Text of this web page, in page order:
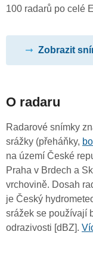
100 radarů po celé
Zobrazit
O radaru
Radarové snímky
srážky (přeháňky,
na území České
Praha v Brdech a
vrchovině. Dosah
je Český
srážek se používají
odrazivosti [dBZ].